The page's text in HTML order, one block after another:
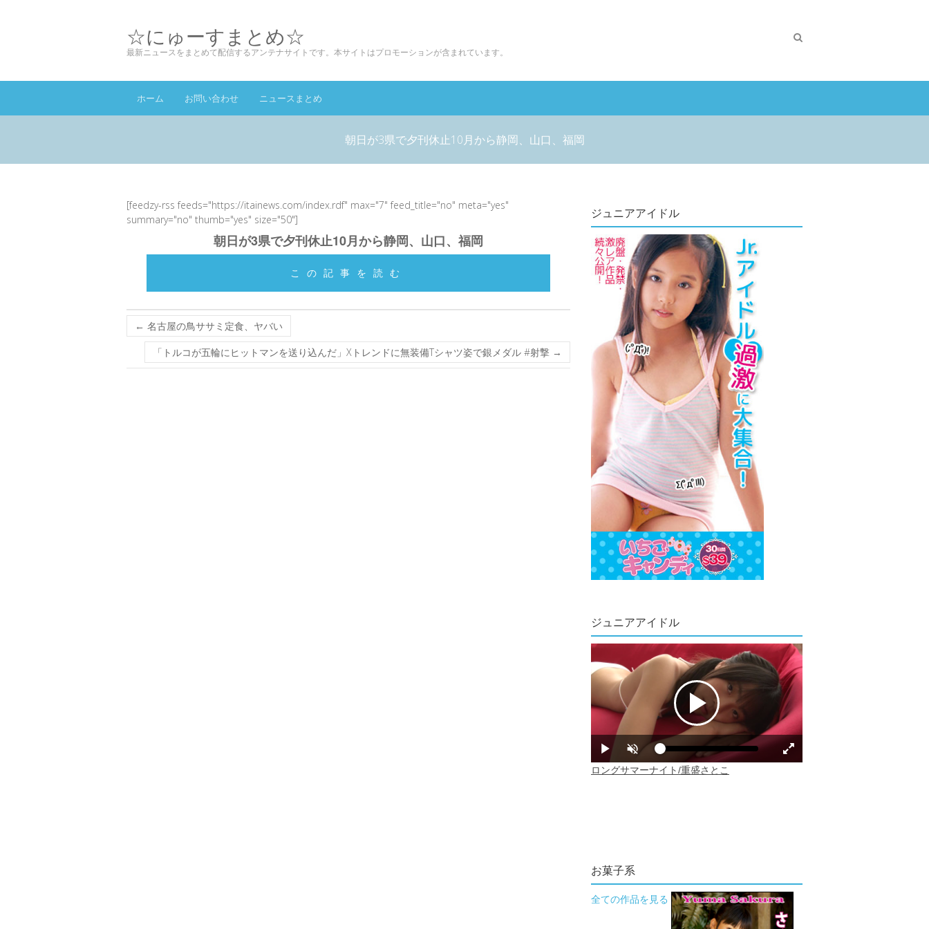
☆にゅーすまとめ☆
最新ニュースをまとめて配信するアンテナサイトです。本サイトはプロモーションが含まれています。
ホーム お問い合わせ ニュースまとめ
朝日が3県で夕刊休止10月から静岡、山口、福岡
[feedzy-rss feeds="https://itainews.com/index.rdf" max="7" feed_title="no" meta="yes"
summary="no" thumb="yes" size="50"]
朝日が3県で夕刊休止10月から静岡、山口、福岡
この記事を読む
← 名古屋の鳥ササミ定食、ヤバい
「トルコが五輪にヒットマンを送り込んだ」Xトレンドに無装備Tシャツ姿で銀メダル #射撃 →
ジュニアアイドル
ジュニアアイドル
お菓子系
全ての作品を見る